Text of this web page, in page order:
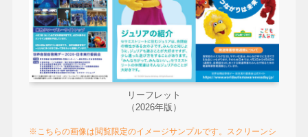
リーフレット
（2026年版）
※こちらの画像は閲覧限定のイメージサンプルです。スクリーンシ